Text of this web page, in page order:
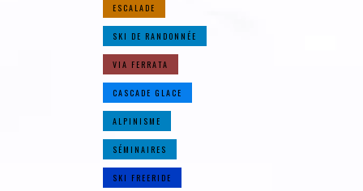
ESCALADE
SKI DE RANDONNÉE
VIA FERRATA
CASCADE GLACE
ALPINISME
SÉMINAIRES
SKI FREERIDE